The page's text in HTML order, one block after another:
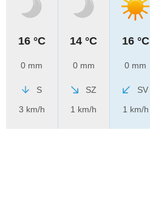
16 °C
0 mm
S
3 km/h
14 °C
0 mm
SZ
1 km/h
16 °C
0 mm
SV
1 km/h